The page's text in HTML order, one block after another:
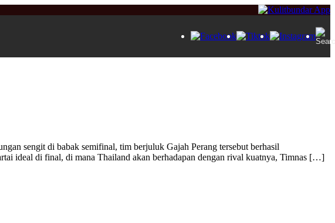
sengit di babak semifinal, tim berjuluk Gajah Perang tersebut berhasil
ideal di final, di mana Thailand akan berhadapan dengan rival kuatnya, Timnas […]